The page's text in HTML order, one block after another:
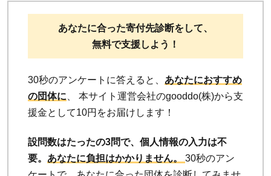
あなたに合った寄付先診断をして、
無料で支援しよう！
30秒のアンケートに答えると、 あなたにおすすめ
の団体に 、 本サイト運営会社のgooddo(株)から支
援金として10円をお届けします！
設問数はたったの3問で、個人情報の入力は不
要。 あなたに負担はかかりません。 30秒のアン